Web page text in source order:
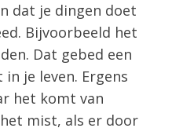
dat je dingen doet
Bijvoorbeeld het
Dat gebed een
je leven. Ergens
het komt van
mist, als er door